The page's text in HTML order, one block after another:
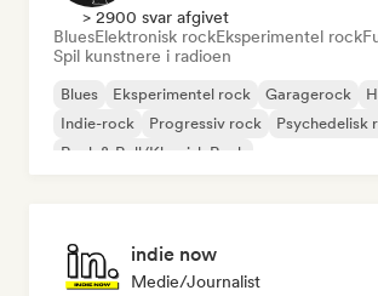
> 2900 svar afgivet
BluesElektronisk rockEksperimentel rock
Spil kunstnere i radioen
Blues Eksperimentel rock Garagerock
Indie-rock
Progressiv rock
Psychedelisk
Rock & Roll/Klassisk Rock
indie now
Medie/journalist